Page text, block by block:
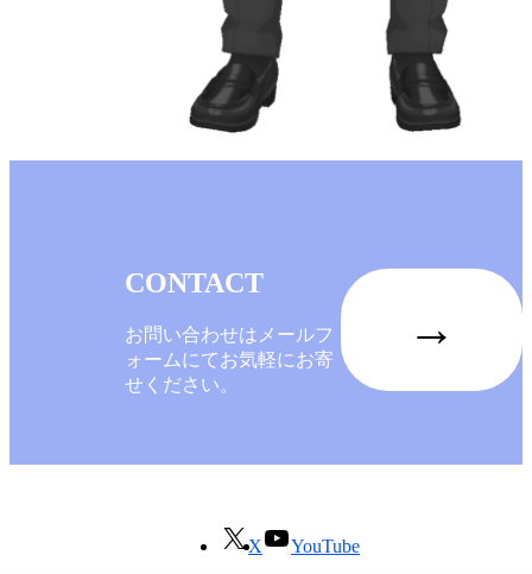
CONTACT
お問い合わせはメールフ
ォームにてお気軽にお寄
せください。
→
X
YouTube